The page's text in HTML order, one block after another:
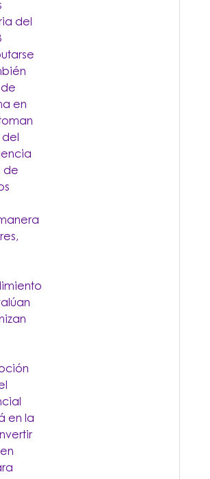
del
en
de
en la